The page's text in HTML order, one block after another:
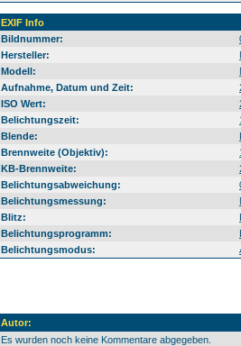
EXIF Info
Bildnummer:
Hersteller:
Modell:
Aufnahme, Datum und Zeit:
ISO Wert:
Belichtungszeit:
Blende:
Brennweite (Objektiv):
KB-Brennweite:
Belichtungsabweichung:
Belichtungsmessung:
Blitz:
Belichtungsprogramm:
Belichtungsmodus:
Autor:
Es wurden noch keine Kommentare abgegeben.